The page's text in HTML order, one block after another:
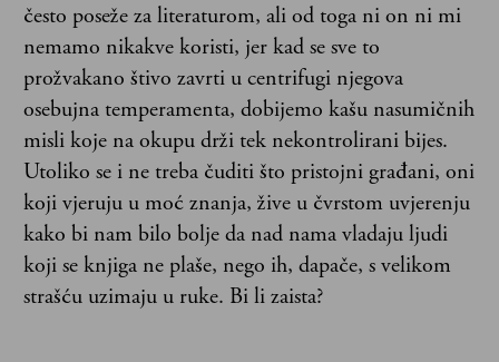
često poseže za literaturom, ali od toga ni on ni mi
nemamo nikakve koristi, jer kad se sve to
prožvakano štivo zavrti u centrifugi njegova
osebujna temperamenta, dobijemo kašu nasumičnih
misli koje na okupu drži tek nekontrolirani bijes.
Utoliko se i ne treba čuditi što pristojni građani, oni
koji vjeruju u moć znanja, žive u čvrstom uvjerenju
kako bi nam bilo bolje da nad nama vladaju ljudi
koji se knjiga ne plaše, nego ih, dapače, s velikom
strašću uzimaju u ruke. Bi li zaista?